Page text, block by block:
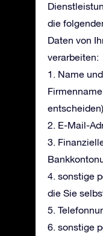
die
Daten von
verarbeiten:
1. Name
2. E-Mail-
3.
4. sonstige
die Sie
5.
6. sonstige